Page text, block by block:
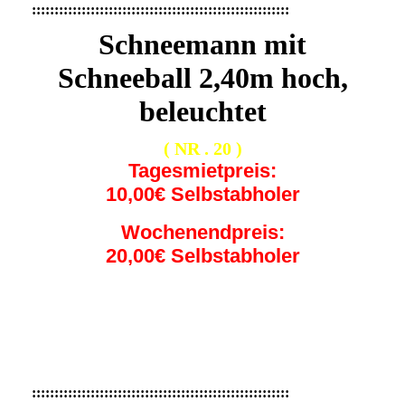
:::::::::::::::::::::::::::::::::::::::::::::::::::::::::
Schneemann mit
Schneeball 2,40m hoch,
beleuchtet
( NR . 20 )
Tagesmietpreis:
10,00€ Selbstabholer
Wochenendpreis:
20,00€ Selbstabholer
:::::::::::::::::::::::::::::::::::::::::::::::::::::::::